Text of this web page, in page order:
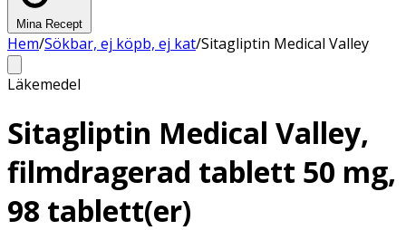
Mina Recept
Hem/Sökbar, ej köpb, ej kat/Sitagliptin Medical Valley
Läkemedel
Sitagliptin Medical Valley,
filmdragerad tablett 50 mg,
98 tablett(er)